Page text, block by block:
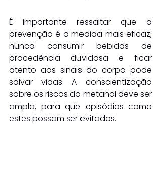
É importante ressaltar que a
prevenção é a medida mais eficaz;
nunca consumir bebidas de
procedência duvidosa e ficar
atento aos sinais do corpo pode
salvar vidas. A conscientização
sobre os riscos do metanol deve ser
ampla, para que episódios como
estes possam ser evitados.